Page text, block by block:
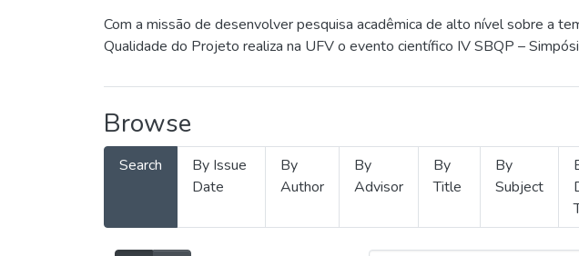
Com a missão de desenvolver pesquisa acadêmica de alto nível sobre a
Qualidade do Projeto realiza na UFV o evento científico IV SBQP –
Browse
Search
By Issue
Date
By
Author
By
Advisor
By
Title
By
Subject